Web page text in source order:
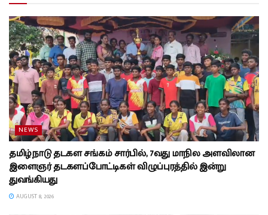
NEWS
தமிழ்நாடு தடகள சங்கம் சார்பில், 7வது மாநில அளவிலான
இளைஞர் தடகளப்போட்டிகள் விழுப்புரத்தில் இன்று
துவங்கியது
AUGUST 8, 2026